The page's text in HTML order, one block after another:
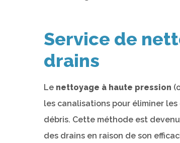
Service de
drains
Le nettoyage à haute pression
les canalisations pour éliminer
débris. Cette méthode est
des drains en raison de son